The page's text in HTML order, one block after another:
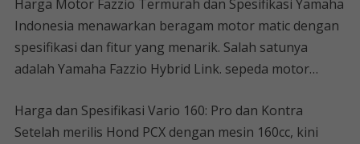
Harga Motor Fazzio Termurah dan Spesifikasi Yamaha
Indonesia menawarkan beragam motor matic dengan
spesifikasi dan fitur yang menarik. Salah satunya
adalah Yamaha Fazzio Hybrid Link. sepeda motor…
Harga dan Spesifikasi Vario 160: Pro dan Kontra
Setelah merilis Hond PCX dengan mesin 160cc, kini